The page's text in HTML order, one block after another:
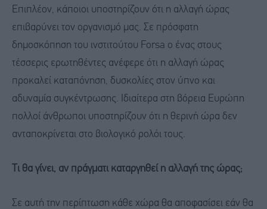
Επιπλέον, κάποιοι υποστηρίζουν ότι η αλλαγή ώρας
επιβαρύνει τον οργανισμό μας. Σε πρόσφατη
δημοσκόπηση του ινστιτούτου Forsa ο ένας στους
τέσσερις ερωτηθέντες ανέφερε ότι η αλλαγή ώρας
προκαλεί καταπόνηση, δυσκολίες στον ύπνο και
αδυναμία συγκέντρωσης. Ιδιαίτερα στη βόρεια Ευρώπη
πολλοί άνθρωποι υποστηρίζουν ότι η θερινή ώρα δεν
ανταποκρίνεται στο βιολογικό ρολόι τους.
Τι θα γίνει, αν πράγματι καταργηθεί η αλλαγή της ώρας;
Σε αυτή την περίπτωση κάθε χώρα θα αποφασίσει εάν θα